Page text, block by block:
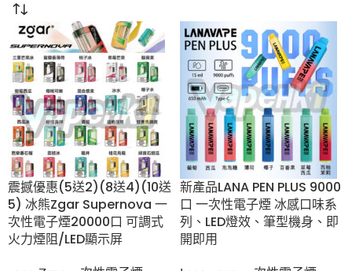
震撼優惠(5送2)(8送
4)(10送5) 冰熊Zgar
Supernova 一次性電
子煙20000口 可調式火
新產品LANA PEN PLUS
9000口 一次性電子煙
冰感口味系列、LED燈
效、筆型機身、即開即